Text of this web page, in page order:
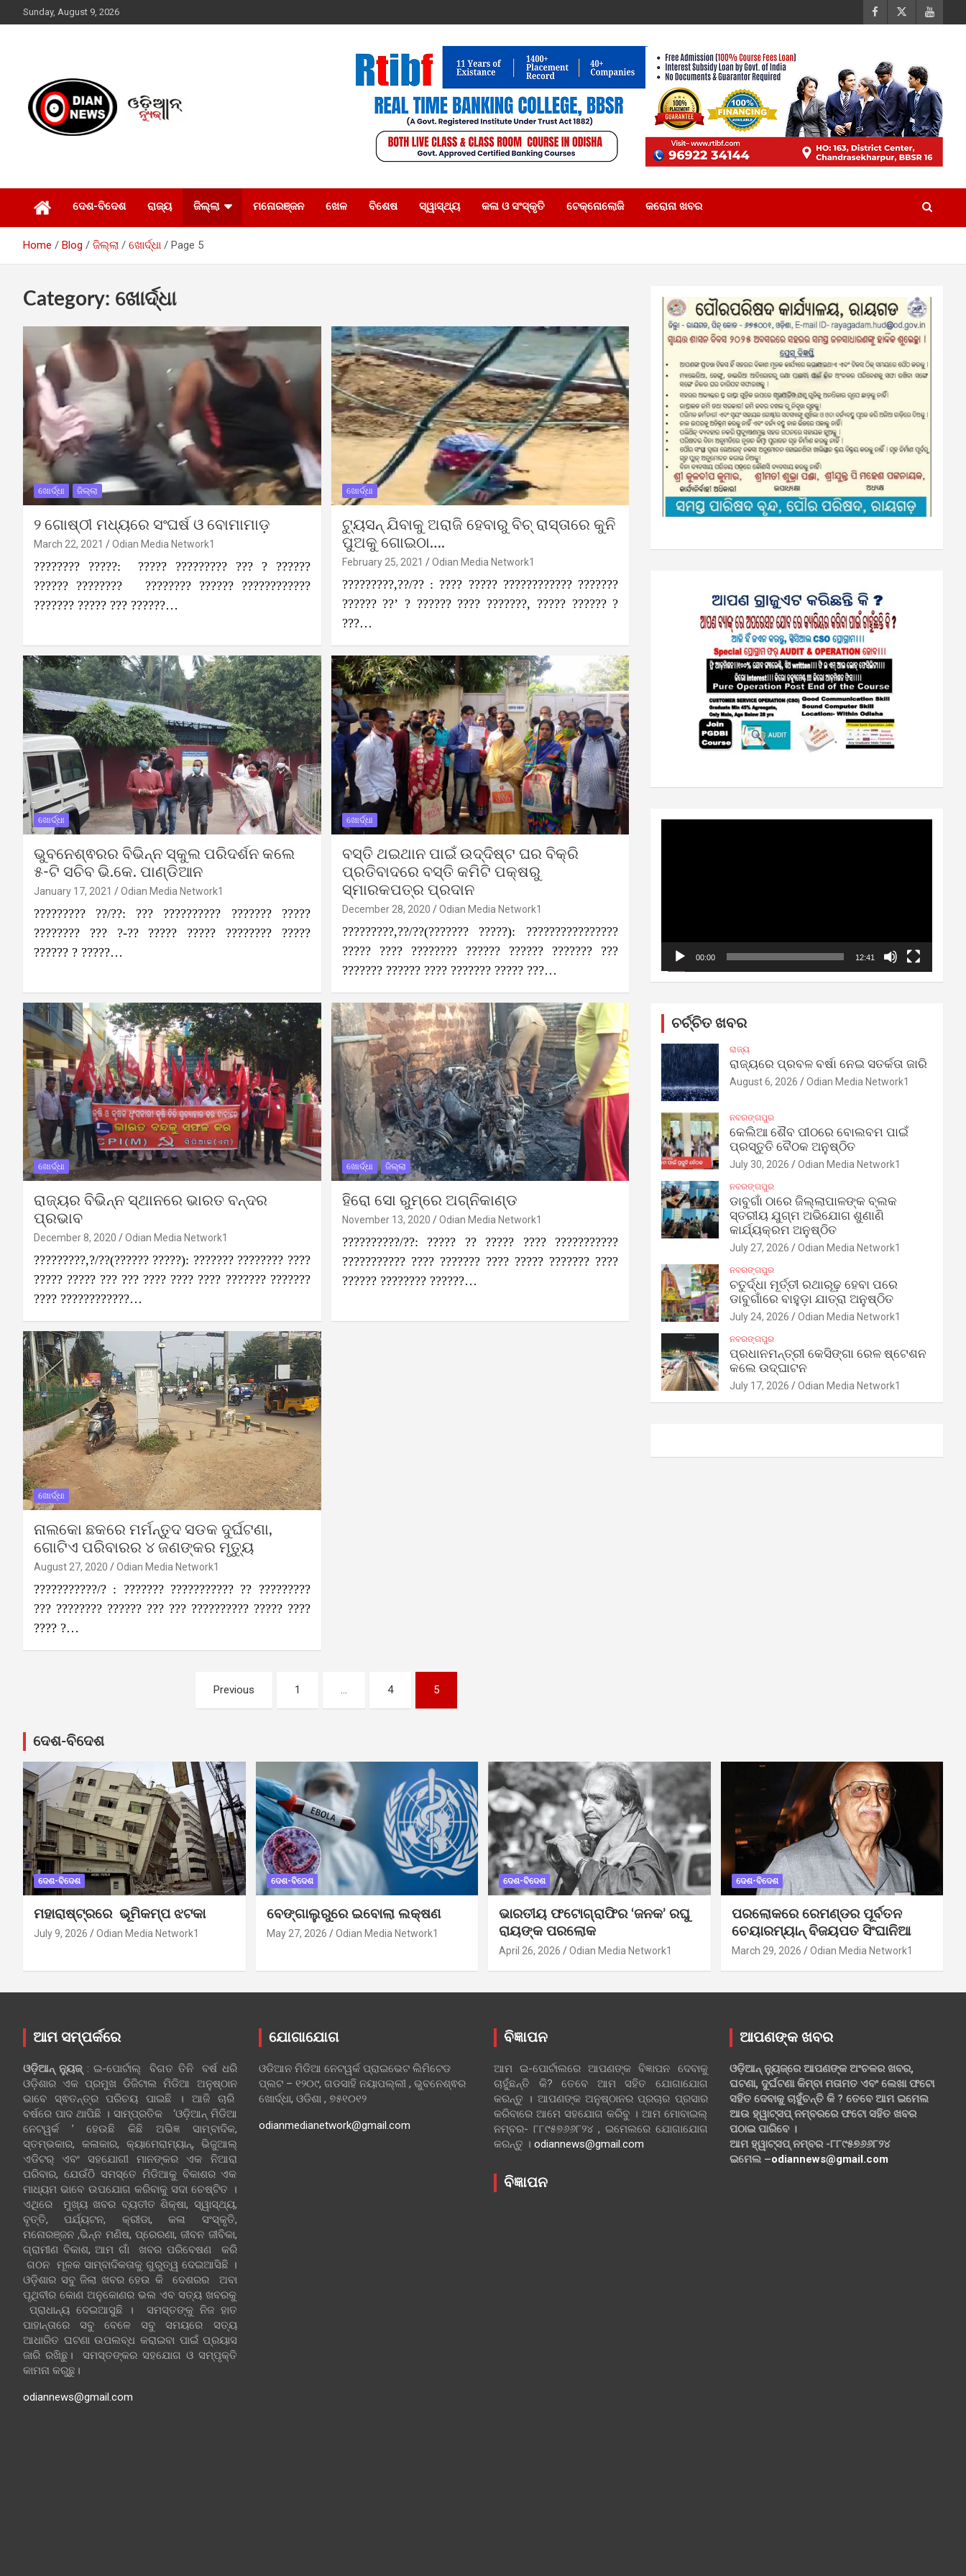
to
Sunday, August 9, 2026
ଦେଶ-ବିଦେଶ ରାଜ୍ୟ ଜିଲ୍ଲା ମନୋରଞ୍ଜନ ଖେଳ ବିଶେଷ ସ୍ୱାସ୍ଥ୍ୟ କଳା ଓ ସଂସ୍କୃତି ଟେକ୍ନୋଲୋଜି କରୋନା ଖବର
Home Blog ଜିଲ୍ଲା ଖୋର୍ଦ୍ଧା Page 5
Category: ଖୋର୍ଦ୍ଧା
ଖୋର୍ଦ୍ଧା ଜିଲ୍ଲା
୨ ଗୋଷ୍ଠୀ ମଧ୍ୟରେ ସଂଘର୍ଷ ଓ ବୋମାମାଡ଼
March 22, 2021 Odian Media Network1
???????? ?????: ????? ????????? ??? ? ??????
?????? ???????? ???????? ?????? ????????????
??????? ????? ??? ??????…
ଖୋର୍ଦ୍ଧା
ଟ୍ୟୁସନ୍‌ ଯିବାକୁ ଅରାଜି ହେବାରୁ ବିଚ୍‌ ରାସ୍ତାରେ କୁନି
ପୁଅକୁ ଗୋଇଠା….
February 25, 2021 Odian Media Network1
?????????,??/?? : ???? ????? ???????????? ???????
?????? ??’ ? ?????? ???? ???????, ????? ?????? ?
???…
ଖୋର୍ଦ୍ଧା
ଭୁବନେଶ୍ଵରର ବିଭିନ୍ନ ସ୍କୁଲ ପରିଦର୍ଶନ କଲେ
୫-ଟି ସଚିବ ଭି.କେ. ପାଣ୍ଡିଆନ
January 17, 2021 Odian Media Network1
????????? ??/??: ??? ?????????? ??????? ?????
???????? ??? ?-?? ????? ????? ???????? ?????
?????? ? ?????…
ଖୋର୍ଦ୍ଧା
ବସ୍ତି ଥଇଥାନ ପାଇଁ ଉଦ୍ଦିଷ୍ଟ ଘର ବିକ୍ରି
ପ୍ରତିବାଦରେ ବସ୍ତି କମିଟି ପକ୍ଷରୁ
ସ୍ମାରକପତ୍ର ପ୍ରଦାନ
December 28, 2020 Odian Media Network1
?????????,??/??(??????? ?????): ????????????????
????? ???? ???????? ?????? ?????? ??????? ???
??????? ?????? ???? ??????? ????? ???…
ଖୋର୍ଦ୍ଧା
ରାଜ୍ୟର ବିଭିନ୍ନ ସ୍ଥାନରେ ଭାରତ ବନ୍ଦର
ପ୍ରଭାବ
December 8, 2020 Odian Media Network1
?????????,?/??(?????? ?????): ??????? ???????? ????
????? ????? ??? ??? ???? ???? ???? ??????? ???????
???? ????????????…
ଖୋର୍ଦ୍ଧା ଜିଲ୍ଲା
ହିରୋ ସୋ ରୁମ୍‌ରେ ଅଗ୍ନିକାଣ୍ଡ
November 13, 2020 Odian Media Network1
??????????/??: ????? ?? ????? ???? ???????????
??????????? ???? ??????? ???? ????? ??????? ????
?????? ???????? ??????…
ଖୋର୍ଦ୍ଧା
ନାଲକୋ ଛକରେ ମର୍ମନ୍ତୁଦ ସଡକ ଦୁର୍ଘଟଣା,
ଗୋଟିଏ ପରିବାରର ୪ ଜଣଙ୍କର ମୃତ୍ୟୁ
August 27, 2020 Odian Media Network1
???????????/? : ??????? ??????????? ?? ?????????
??? ???????? ?????? ??? ??? ?????????? ????? ????
???? ?…
Previous 1 … 4 5
00:00 12:41
ଚର୍ଚ୍ଚିତ ଖବର
ରାଜ୍ୟ
ରାଜ୍ୟରେ ପ୍ରବଳ ବର୍ଷା ନେଇ ସତର୍କତା ଜାରି
August 6, 2026 Odian Media Network1
ନବରଙ୍ଗପୁର
କେଲିଆ ଶୈବ ପୀଠରେ ବୋଲବମ ପାଇଁ
ପ୍ରସ୍ତୁତି ବୈଠକ ଅନୁଷ୍ଠିତ
July 30, 2026 Odian Media Network1
ନବରଙ୍ଗପୁର
ଡାବୁଗାଁ ଠାରେ ଜିଲ୍ଲାପାଳଙ୍କ ବ୍ଲକ
ସ୍ତରୀୟ ଯୁଗ୍ମ ଅଭିଯୋଗ ଶୁଣାଣି
କାର୍ଯ୍ୟକ୍ରମ ଅନୁଷ୍ଠିତ
July 27, 2026 Odian Media Network1
ନବରଙ୍ଗପୁର
ଚତୁର୍ଦ୍ଧା ମୂର୍ତ୍ତୀ ରଥାରୂଢ଼ ହେବା ପରେ
ଡାବୁଗାଁରେ ବାହୁଡ଼ା ଯାତ୍ରା ଅନୁଷ୍ଠିତ
July 24, 2026 Odian Media Network1
ନବରଙ୍ଗପୁର
ପ୍ରଧାନମନ୍ତ୍ରୀ କେସିଙ୍ଗା ରେଳ ଷ୍ଟେଶନ
କଲେ ଉଦ୍‌ଘାଟନ
July 17, 2026 Odian Media Network1
ଦେଶ-ବିଦେଶ
ଦେଶ-ବିଦେଶ
ମହାରାଷ୍ଟ୍ରରେ ଭୂମିକମ୍ପ ଝଟକା
July 9, 2026 Odian Media Network1
ଦେଶ-ବିଦେଶ
ବେଙ୍ଗାଲୁରୁରେ ଇବୋଲା ଲକ୍ଷଣ
May 27, 2026 Odian Media Network1
ଦେଶ-ବିଦେଶ
ଭାରତୀୟ ଫଟୋଗ୍ରାଫିର ‘ଜନକ’ ରଘୁ
ରାୟଙ୍କ ପରଲୋକ
April 26, 2026 Odian Media Network1
ଦେଶ-ବିଦେଶ
ପରଲୋକରେ ରେମଣ୍ଡର ପୂର୍ବତନ
ଚେୟାରମ୍ୟାନ୍ ବିଜୟପତ ସିଂଘାନିଆ
March 29, 2026 Odian Media Network1
ଆମ ସମ୍ପର୍କରେ
ଓଡ଼ିଆନ୍‍ ନ୍ୟୁଜ୍‍: ଇ-ପୋର୍ଟାଲ୍ ବିଗତ ତିନି ବର୍ଷ ଧରି
ଓଡ଼ିଶାର ଏକ ପ୍ରମୁଖ ଡିଜିଟାଲ ମିଡିଆ ଅନୁଷ୍ଠାନ
ଭାବେ ସ୍ଵତନ୍ତ୍ର ପରିଚୟ ପାଇଛି । ଆଜି ଚାରି
ବର୍ଷରେ ପାଦ ଥାପିଛି । ସାମ୍ପ୍ରତିକ ‘ଓଡ଼ିଆନ୍‍ ମିଡିଆ
ନେଟୱର୍କ ’ ହେଉଛି କିଛି ଅଭିଜ୍ଞ ସାମ୍ବାଦିକ,
ସ୍ତମ୍ଭକାର, କଳାକାର, କ୍ୟାମେରାମ୍ୟାନ୍, ଭିଜୁଆଲ୍
ଏଡିଟର୍ ଏବଂ ସହଯୋଗୀ ମାନଙ୍କର ଏକ ନିଆରା
ପରିବାର, ଯେଉଁଠି ସମସ୍ତେ ମିଡିଆକୁ ବିକାଶର ଏକ
ମାଧ୍ୟମ ଭାବେ ଉପଯୋଗ କରିବାକୁ ସଦା ଚେଷ୍ଟିତ ।
ଏଥିରେ ମୁଖ୍ୟ ଖବର ବ୍ୟତୀତ ଶିକ୍ଷା, ସ୍ୱାସ୍ଥ୍ୟ,
ବୃତ୍ତି, ପର୍ଯ୍ୟଟନ, କ୍ରୀଡା, କଳା ସଂସ୍କୃତି,
ମନୋରଞ୍ଜନ ,ଭିନ୍ନ ମଣିଷ, ପ୍ରେରଣା, ଜୀବନ ଜୀବିକା,
ଗ୍ରାମୀଣ ବିକାଶ, ଆମ ଗାଁ ଖବର ପରିବେଷଣ କରି
ଗଠନ ମୂଳକ ସାମ୍ବାଦିକତାକୁ ଗୁରୁତ୍ୱ ଦେଇଆସିଛି ।
ଓଡ଼ିଶାର ସବୁ ଜିଲା ଖବର ହେଉ କି ଦେଶରର ଅବା
ପୃଥିବୀର କୋଣ ଅନୁକୋଣର ଭଲ ଏବ ସତ୍ୟ ଖବରକୁ
ପ୍ରାଧାନ୍ୟ ଦେଇଆସୁଛି । ସମସ୍ତଙ୍କୁ ନିଜ ହାତ
ପାହାନ୍ତାରେ ସବୁ ବେଳେ ସବୁ ସମୟରେ ସତ୍ୟ
ଆଧାରିତ ଘଟଣା ଉପଲବ୍ଧ କରାଇବା ପାଇଁ ପ୍ରୟାସ
ଜାରି ରଖିଛୁ। ସମସ୍ତଙ୍କର ସହଯୋଗ ଓ ସମ୍ପୃକ୍ତି
କାମନା କରୁଛୁ।
odiannews@gmail.com
ଯୋଗାଯୋଗ
ଓଡିଆନ ମିଡିଆ ନେଟୱର୍କ ପ୍ରାଇଭେଟ ଲିମିଟେଡ
ପ୍ଲଟ – ୧୨୦୯, ଗଡସାହି ନୟାପଲ୍ଲୀ , ଭୁବନେଶ୍ଵର
ଖୋର୍ଦ୍ଧା, ଓଡିଶା , ୭୫୧୦୧୨
odianmedianetwork@gmail.com
ବିଜ୍ଞାପନ
ଆମ ଇ-ପୋର୍ଟାଲରେ ଆପଣଙ୍କ ବିଜ୍ଞାପନ ଦେବାକୁ
ଚାହୁଁଛନ୍ତି କି? ତେବେ ଆମ ସହିତ ଯୋଗାଯୋଗ
କରନ୍ତୁ । ଆପଣଙ୍କ ଅନୁଷ୍ଠାନର ପ୍ରଚାର ପ୍ରସାର
କରିବାରେ ଆମେ ସହଯୋଗ କରିବୁ । ଆମ ମୋବାଇଲ୍
ନମ୍ବର- ୮୮୯୫୭୬୬୮୨୪ , ଇମେଲରେ ଯୋଗାଯୋଗ
କରନ୍ତୁ । odiannews@gmail.com
ବିଜ୍ଞାପନ
ଆପଣଙ୍କ ଖବର
ଓଡ଼ିଆନ୍ ନ୍ୟୁଜ୍‌ରେ ଆପଣଙ୍କ ଅଂଚଳର ଖବର,
ଘଟଣା, ଦୁର୍ଘଟଣା କିମ୍ବା ମତାମତ ଏବଂ ଲେଖା ଫଟୋ
ସହିତ ଦେବାକୁ ଚାହୁଁଚନ୍ତି କି ? ତେବେ ଆମ ଇମେଲ
ଆଉ ହ୍ୱାଟ୍‌ସପ୍ ନମ୍ବରରେ ଫଟୋ ସହିତ ଖବର
ପଠାଇ ପାରିବେ ।
ଆମ ହ୍ୱାଟ୍‌ସପ୍ ନମ୍ବର -୮୮୯୫୭୬୬୮୨୪
ଇମେଲ –odiannews@gmail.com